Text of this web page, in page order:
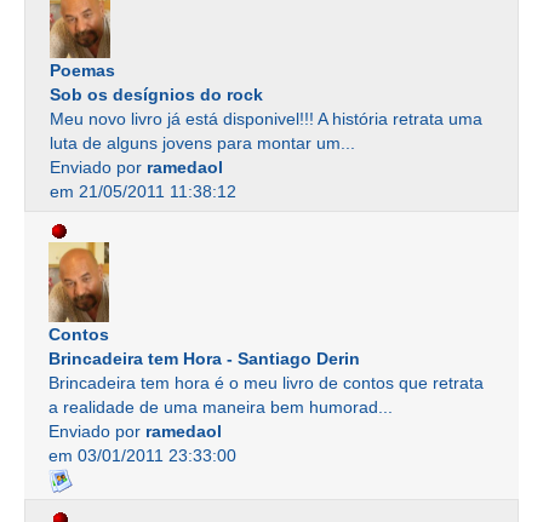
Poemas
Sob os desígnios do rock
Meu novo livro já está disponivel!!! A história retrata uma
luta de alguns jovens para montar um...
Enviado por ramedaol
em 21/05/2011 11:38:12
Contos
Brincadeira tem Hora - Santiago Derin
Brincadeira tem hora é o meu livro de contos que retrata
a realidade de uma maneira bem humorad...
Enviado por ramedaol
em 03/01/2011 23:33:00